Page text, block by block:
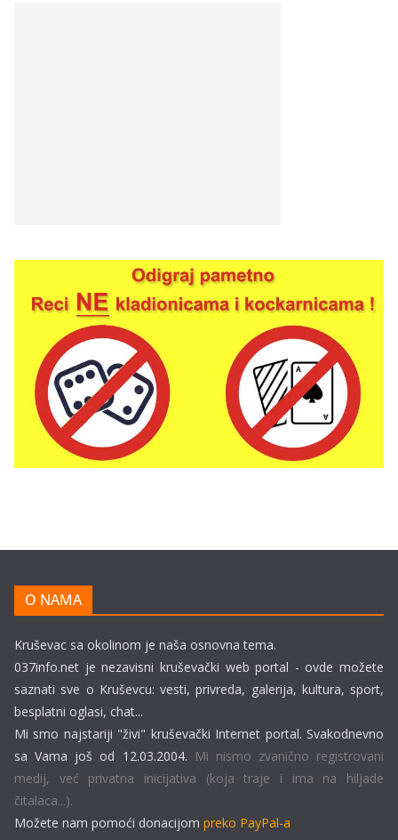
O NAMA
Kruševac sa okolinom je naša osnovna tema.
037info.net je nezavisni kruševački web portal - ovde možete
saznati sve o Kruševcu: vesti, privreda, galerija, kultura, sport,
besplatni oglasi, chat...
Mi smo najstariji "živi" kruševački Internet portal. Svakodnevno
sa Vama još od 12.03.2004. Mi nismo zvanično registrovani
medij, već privatna inicijativa (koja traje i ima na hiljade
čitalaca...).
Možete nam pomoći donacijom preko PayPal-a